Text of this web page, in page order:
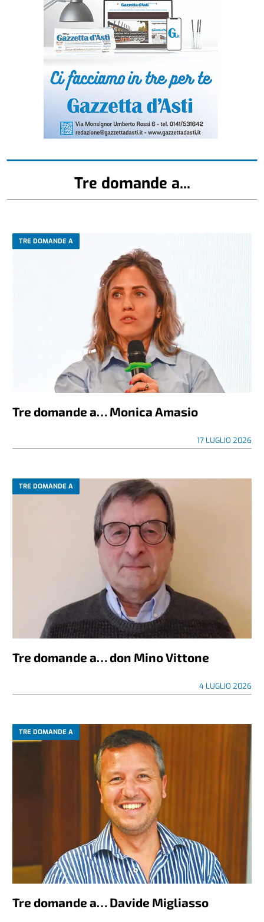
Tre domande a...
TRE DOMANDE A
Tre domande a… Monica Amasio
17 LUGLIO 2026
TRE DOMANDE A
Tre domande a… don Mino Vittone
4 LUGLIO 2026
TRE DOMANDE A
Tre domande a… Davide Migliasso